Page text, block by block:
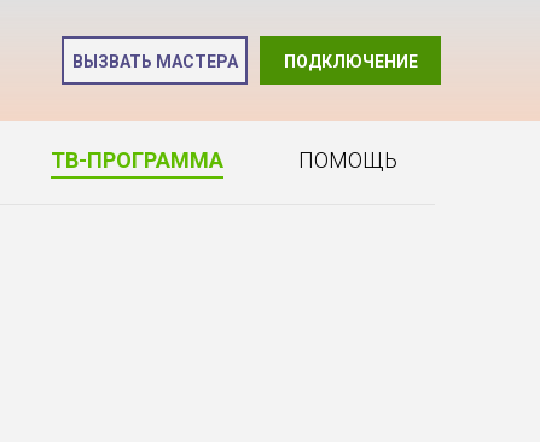
ПОДКЛЮЧЕНИЕ
ВЫЗВАТЬ МАСТЕРА
ТВ-ПРОГРАММА ПОМОЩЬ